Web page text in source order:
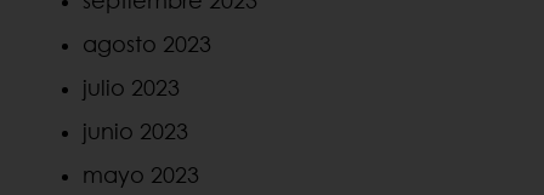
agosto 2023
julio 2023
junio 2023
mayo 2023